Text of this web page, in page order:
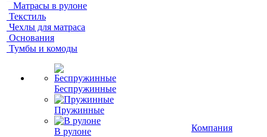
Матрасы в рулоне
Текстиль
Чехлы для матраса
Основания
Тумбы и комоды
Беспружинные
Пружинные
В рулоне
Компания